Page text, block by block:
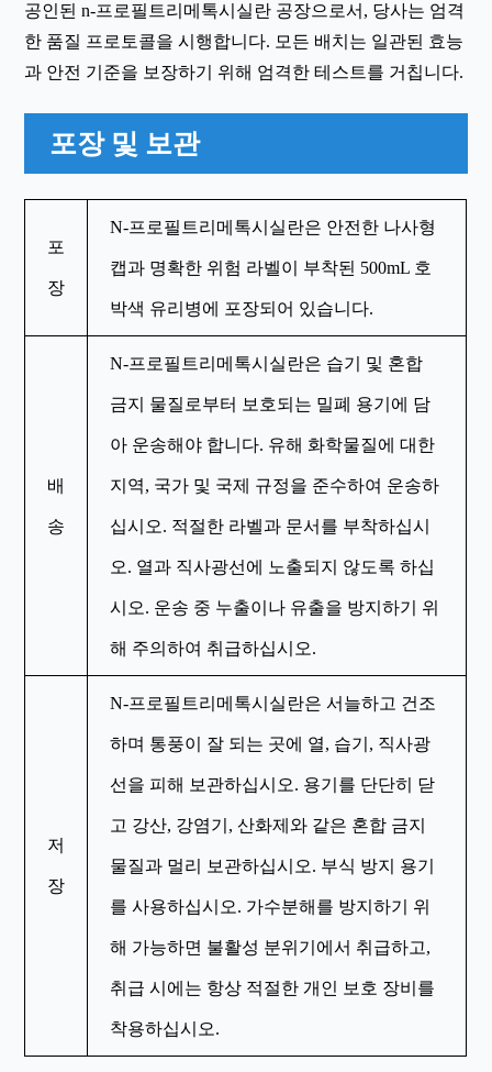
공인된 n-프로필트리메톡시실란 공장으로서, 당사는 엄격
한 품질 프로토콜을 시행합니다. 모든 배치는 일관된 효능
과 안전 기준을 보장하기 위해 엄격한 테스트를 거칩니다.
포장 및 보관
포
장
N-프로필트리메톡시실란은 안전한 나사형
캡과 명확한 위험 라벨이 부착된 500mL 호
박색 유리병에 포장되어 있습니다.
배
송
N-프로필트리메톡시실란은 습기 및 혼합
금지 물질로부터 보호되는 밀폐 용기에 담
아 운송해야 합니다. 유해 화학물질에 대한
지역, 국가 및 국제 규정을 준수하여 운송하
십시오. 적절한 라벨과 문서를 부착하십시
오. 열과 직사광선에 노출되지 않도록 하십
시오. 운송 중 누출이나 유출을 방지하기 위
해 주의하여 취급하십시오.
저
장
N-프로필트리메톡시실란은 서늘하고 건조
하며 통풍이 잘 되는 곳에 열, 습기, 직사광
선을 피해 보관하십시오. 용기를 단단히 닫
고 강산, 강염기, 산화제와 같은 혼합 금지
물질과 멀리 보관하십시오. 부식 방지 용기
를 사용하십시오. 가수분해를 방지하기 위
해 가능하면 불활성 분위기에서 취급하고,
취급 시에는 항상 적절한 개인 보호 장비를
착용하십시오.